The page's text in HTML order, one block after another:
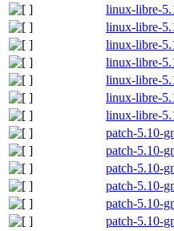
linux-libre-
linux-libre-
linux-libre-
linux-libre-
linux-libre-
linux-libre-
linux-libre-
patch-5.10-
patch-5.10-
patch-5.10-
patch-5.10-
patch-5.10-
patch-5.10-